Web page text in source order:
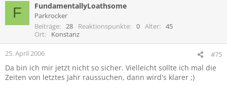
F FundamentallyLoathsome
Parkrocker
Beiträge
28 Reaktionspunkte 0 Alter
45
Ort
Konstanz
25. April 2006 #75
Da bin ich mir jetzt nicht so sicher. Vielleicht sollte ich mal die
Zeiten von letztes Jahr raussuchen, dann wird's klarer ;)